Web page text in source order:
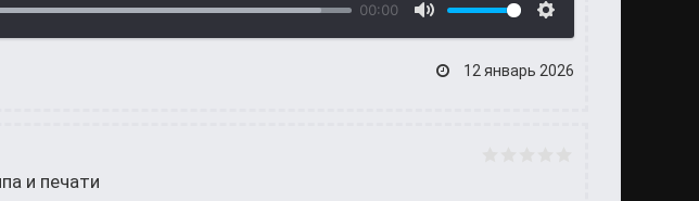
00:00
12 январь 2026
и печати